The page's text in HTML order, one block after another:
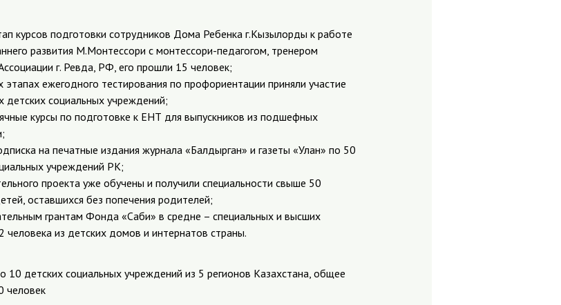
курсов подготовки сотрудников Дома Ребенка г.Кызылорды к работе
развития М.Монтессори с монтессори-педагогом, тренером
г. Ревда, РФ, его прошли 15 человек;
ежегодного тестирования по профориентации приняли участие
социальных учреждений;
курсы по подготовке к ЕНТ для выпускников из подшефных
на печатные издания журнала «Балдырган» и газеты «Улан» по 50
учреждений РК;
проекта уже обучены и получили специальности свыше 50
оставшихся без попечения родителей;
грантам Фонда «Саби» в средне – специальных и высших
человека из детских домов и интернатов страны.
10 детских социальных учреждений из 5 регионов Казахстана, общее
человек